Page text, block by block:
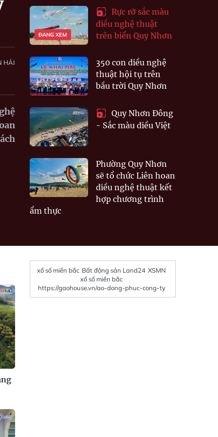
HẢI
ĐANG XEM
Rực rỡ sắc màu
diều nghệ thuật
trên biển Quy Nhơn
350 con diều nghệ
thuật hội tụ trên
bầu trời Quy Nhơn
Quy Nhơn Đông
- Sắc màu diều Việt
Phường Quy Nhơn
sẽ tổ chức Liên hoan
diều nghệ thuật kết
hợp chương trình
ẩm thực
xổ số miền bắc Bất động sản Land24 XSMN
xổ số miền bắc
https://gaohouse.vn/ao-dong-phuc-cong-ty